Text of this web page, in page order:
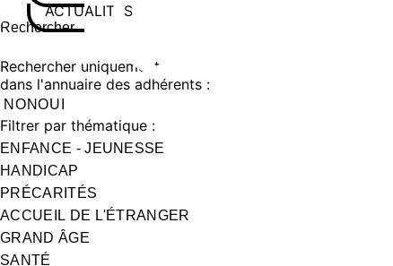
ACTUALITÉS
Rechercher sur le site
Saisissez au moins 3 caractères pour lancer la recherche
Rechercher uniquement
dans l'annuaire des adhérents :
NONOUI
Filtrer par thématique :
ENFANCE - JEUNESSE
HANDICAP
PRÉCARITÉS
ACCUEIL DE L'ÉTRANGER
GRAND ÂGE
SANTÉ